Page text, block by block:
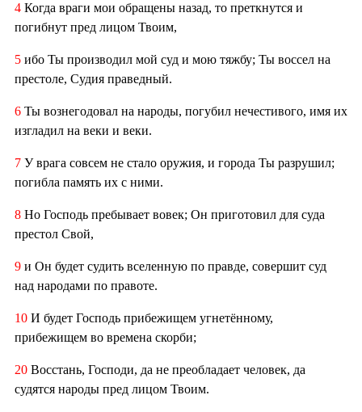
4 Когда враги мои обращены назад, то преткнутся и
погибнут пред лицом Твоим,
5 ибо Ты производил мой суд и мою тяжбу; Ты воссел на
престоле, Судия праведный.
6 Ты вознегодовал на народы, погубил нечестивого, имя их
изгладил на веки и веки.
7 У врага совсем не стало оружия, и города Ты разрушил;
погибла память их с ними.
8 Но Господь пребывает вовек; Он приготовил для суда
престол Свой,
9 и Он будет судить вселенную по правде, совершит суд
над народами по правоте.
10 И будет Господь прибежищем угнетённому,
прибежищем во времена скорби;
20 Восстань, Господи, да не преобладает человек, да
судятся народы пред лицом Твоим.